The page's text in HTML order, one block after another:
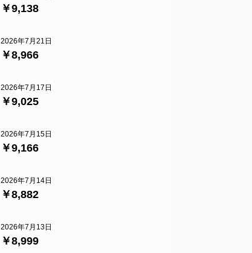
￥9,138
￥8,966
2026年7月21日
￥9,025
2026年7月17日
￥9,166
2026年7月15日
￥8,882
2026年7月14日
￥8,999
2026年7月13日